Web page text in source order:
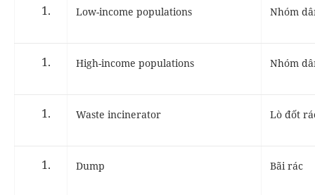
Low-income populations Nhóm
High-income populations Nhóm
Waste incinerator Lò đốt
Dump Bãi rác